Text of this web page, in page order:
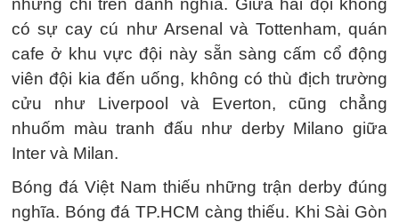
nhưng chỉ trên danh nghĩa. Giữa hai đội không
có sự cay cú như Arsenal và Tottenham, quán
cafe ở khu vực đội này sẵn sàng cấm cổ động
viên đội kia đến uống, không có thù địch trường
cửu như Liverpool và Everton, cũng chẳng
nhuốm màu tranh đấu như derby Milano giữa
Inter và Milan.
Bóng đá Việt Nam thiếu những trận derby đúng
nghĩa. Bóng đá TP.HCM càng thiếu. Khi Sài Gòn